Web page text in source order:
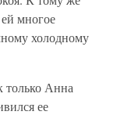
многое
холодному
только Анна
ее